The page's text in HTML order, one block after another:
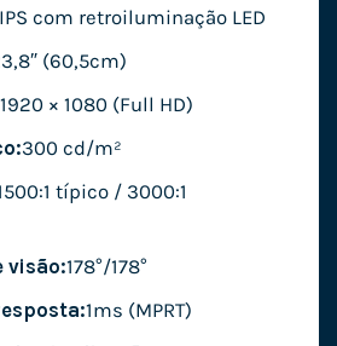
IPS com retroiluminação LED
(60,5cm)
1920 × 1080 (Full HD)
300 cd/m²
típico / 3000:1
visão:178°/178°
1ms (MPRT)